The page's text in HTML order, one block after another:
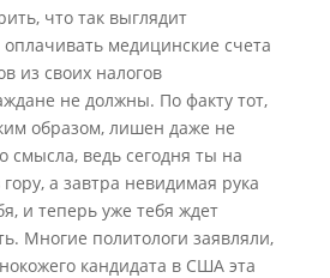
что так выглядит
медицинские счета
из своих налогов
не должны. По факту тот,
образом, лишен даже не
смысла, ведь сегодня ты на
а завтра невидимая рука
и теперь уже тебя ждет
Многие политологи заявляли,
кандидата в США эта